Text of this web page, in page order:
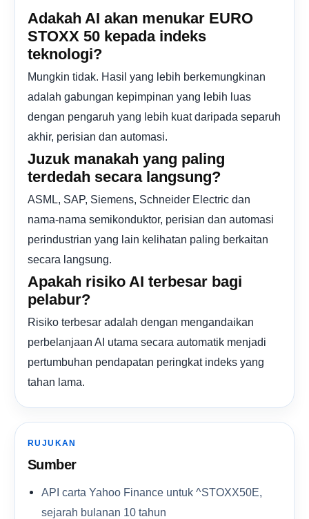
Adakah AI akan menukar EURO
STOXX 50 kepada indeks
teknologi?
Mungkin tidak. Hasil yang lebih berkemungkinan
adalah gabungan kepimpinan yang lebih luas
dengan pengaruh yang lebih kuat daripada separuh
akhir, perisian dan automasi.
Juzuk manakah yang paling
terdedah secara langsung?
ASML, SAP, Siemens, Schneider Electric dan
nama-nama semikonduktor, perisian dan automasi
perindustrian yang lain kelihatan paling berkaitan
secara langsung.
Apakah risiko AI terbesar bagi
pelabur?
Risiko terbesar adalah dengan mengandaikan
perbelanjaan AI utama secara automatik menjadi
pertumbuhan pendapatan peringkat indeks yang
tahan lama.
RUJUKAN
Sumber
API carta Yahoo Finance untuk ^STOXX50E,
sejarah bulanan 10 tahun